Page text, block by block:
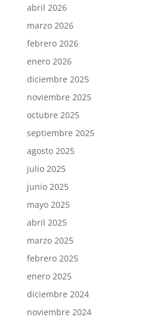
abril 2026
marzo 2026
febrero 2026
enero 2026
diciembre 2025
noviembre 2025
octubre 2025
septiembre 2025
agosto 2025
julio 2025
junio 2025
mayo 2025
abril 2025
marzo 2025
febrero 2025
enero 2025
diciembre 2024
noviembre 2024